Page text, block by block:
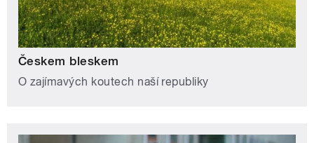
Českem bleskem
O zajímavých koutech naší republiky